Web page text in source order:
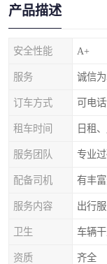
产品描述
安全性能 A+
服务 诚信
订车方式 可电
租车时间 日租
服务团队 专业
配备司机 有丰
服务内容 出行
卫生 车辆
资质 齐全